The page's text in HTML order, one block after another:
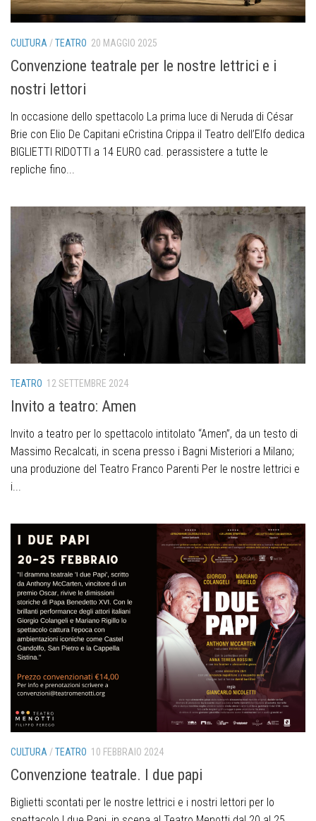
CULTURA /TEATRO 20 MAGGIO 2025
Convenzione teatrale per le nostre lettrici e i
nostri lettori
In occasione dello spettacolo La prima luce di Neruda di César
Brie con Elio De Capitani eCristina Crippa il Teatro dell’Elfo dedica
BIGLIETTI RIDOTTI a 14 EURO cad. perassistere a tutte le
repliche fino...
TEATRO 12 SETTEMBRE 2024
Invito a teatro: Amen
Invito a teatro per lo spettacolo intitolato “Amen”, da un testo di
Massimo Recalcati, in scena presso i Bagni Misteriori a Milano;
una produzione del Teatro Franco Parenti Per le nostre lettrici e
i...
CULTURA /TEATRO 10 FEBBRAIO 2024
Convenzione teatrale. I due papi
Biglietti scontati per le nostre lettrici e i nostri lettori per lo